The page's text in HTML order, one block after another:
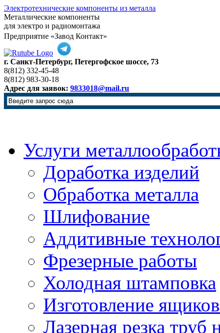
Электротехнические компоненты из металла
Металлические компоненты
для электро и радиомонтажа
Предприятие «Завод Контакт»
г. Санкт-Петербург, Петергофское шоссе, 73
8(812) 332-45-48
8(812) 983-30-18
Адрес для заявок: 9833018@mail.ru
Услуги
Доработка изделий
Обработка металла
Шлифование
Аддитивные
Фрезерные работы
Холодная штамповка
Изготовление
Лазерная резка труб